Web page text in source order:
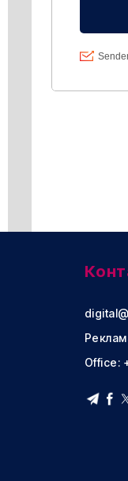
Office: